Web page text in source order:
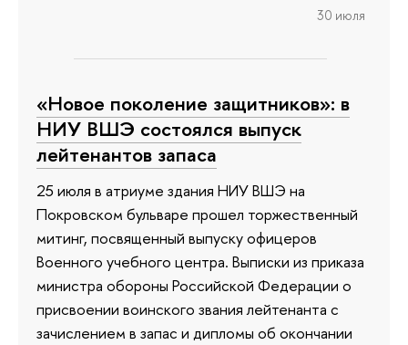
30 июля
«Новое поколение защитников»: в
НИУ ВШЭ состоялся выпуск
лейтенантов запаса
25 июля в атриуме здания НИУ ВШЭ на
Покровском бульваре прошел торжественный
митинг, посвященный выпуску офицеров
Военного учебного центра. Выписки из приказа
министра обороны Российской Федерации о
присвоении воинского звания лейтенанта с
зачислением в запас и дипломы об окончании